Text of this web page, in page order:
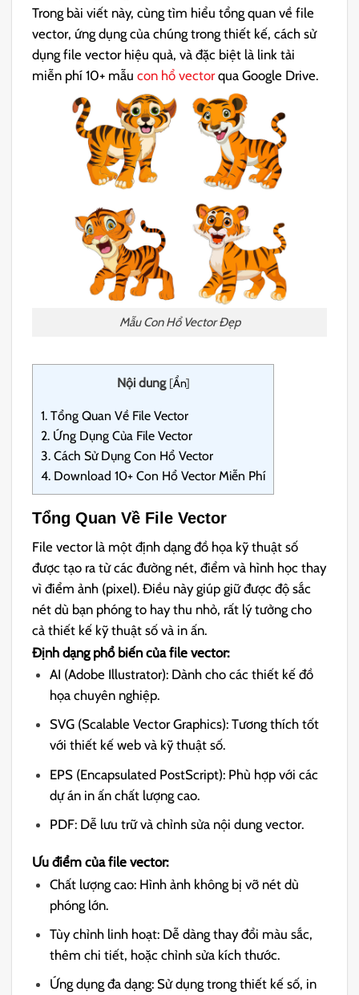
Trong bài viết này, cùng tìm hiểu tổng quan về file
vector, ứng dụng của chúng trong thiết kế, cách sử
dụng file vector hiệu quả, và đặc biệt là link tải
miễn phí 10+ mẫucon hổ vectorqua Google Drive.
Mẫu Con Hổ Vector Đẹp
Nội dung [Ẩn]
1. Tổng Quan Về File Vector
2. Ứng Dụng Của File Vector
3. Cách Sử Dụng Con Hổ Vector
4. Download 10+ Con Hổ Vector Miễn Phí
Tổng Quan Về File Vector
File vector là một định dạng đồ họa kỹ thuật số
được tạo ra từ các đường nét, điểm và hình học thay
vì điểm ảnh (pixel). Điều này giúp giữ được độ sắc
nét dù bạn phóng to hay thu nhỏ, rất lý tưởng cho
cả thiết kế kỹ thuật số và in ấn.
Định dạng phổ biến của file vector:
AI (Adobe Illustrator): Dành cho các thiết kế đồ
họa chuyên nghiệp.
SVG (Scalable Vector Graphics): Tương thích tốt
với thiết kế web và kỹ thuật số.
EPS (Encapsulated PostScript): Phù hợp với các
dự án in ấn chất lượng cao.
PDF: Dễ lưu trữ và chỉnh sửa nội dung vector.
Ưu điểm của file vector:
Chất lượng cao: Hình ảnh không bị vỡ nét dù
phóng lớn.
Tùy chỉnh linh hoạt: Dễ dàng thay đổi màu sắc,
thêm chi tiết, hoặc chỉnh sửa kích thước.
Ứng dụng đa dạng: Sử dụng trong thiết kế số, in